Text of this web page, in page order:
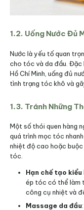
1.2. Uống Nước Đủ
Nước là yếu tố quan
cho tóc và da đầu. Đặc
Hồ Chí Minh, uống đủ
tình trạng tóc khô và
1.3. Tránh Những
Một số thói quen hàng
quá trình mọc tóc
nhiệt độ cao hoặc
tóc.
Hạn chế tạo
ép tóc có thể làm
công cụ nhiệt và
Massage da đầu